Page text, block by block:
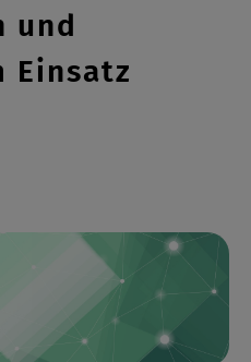
und
Einsatz